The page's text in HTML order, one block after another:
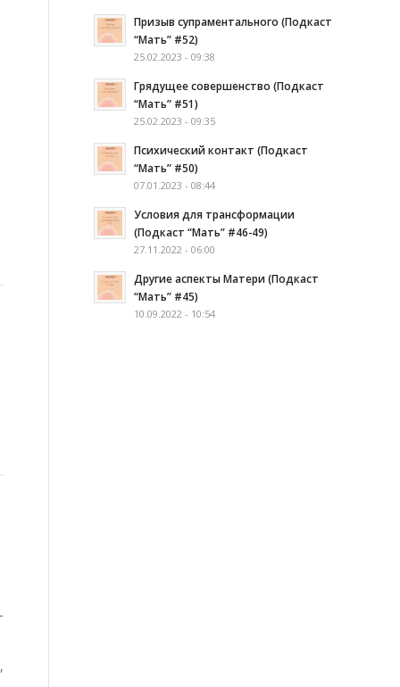
Призыв супраментального (Подкаст
“Мать” #52)
25.02.2023 - 09:38
Грядущее совершенство (Подкаст
“Мать” #51)
25.02.2023 - 09:35
Психический контакт (Подкаст
“Мать” #50)
07.01.2023 - 08:44
Условия для трансформации
(Подкаст “Мать” #46-49)
27.11.2022 - 06:00
Другие аспекты Матери (Подкаст
“Мать” #45)
10.09.2022 - 10:54